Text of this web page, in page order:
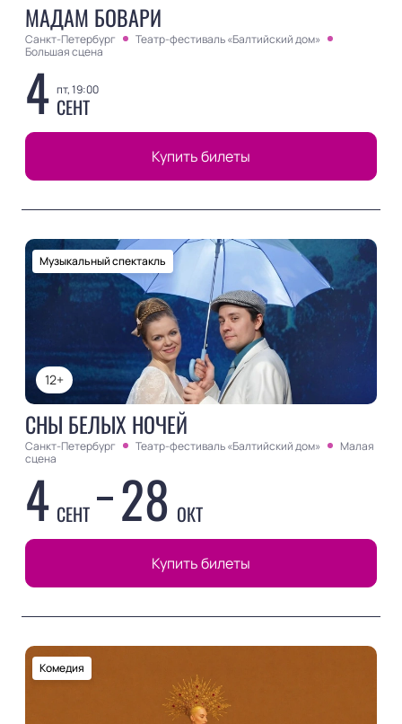
МАДАМ БОВАРИ
Санкт-Петербург
Театр-фестиваль «Балтийский дом»
Большая сцена
4 пт, 19:00
СЕНТ
Купить билеты
12+
Музыкальный спектакль
СНЫ БЕЛЫХ НОЧЕЙ
Санкт-Петербург Театр-фестиваль «Балтийский дом»
Малая
сцена
4 СЕНТ 28 ОКТ
Купить билеты
Комедия